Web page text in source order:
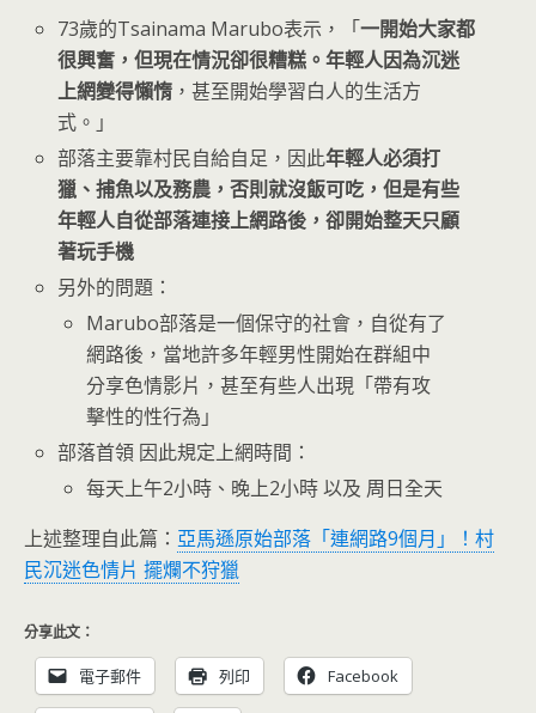
73歲的Tsainama Marubo表示，「一開始大家都
很興奮，但現在情況卻很糟糕。年輕人因為沉迷
上網變得懶惰 ，甚至開始學習白人的生活方
式。」
部落主要靠村民自給自足，因此年輕人必須打
獵、捕魚以及務農，否則就沒飯可吃，但是有些
年輕人自從部落連接上網路後，卻開始整天只顧
著玩手機
另外的問題：
Marubo部落是一個保守的社會，自從有了
網路後，當地許多年輕男性開始在群組中
分享色情影片，甚至有些人出現「帶有攻
擊性的性行為」
部落首領 因此規定上網時間：
每天上午2小時、晚上2小時 以及 周日全天
上述整理自此篇： 亞馬遜原始部落「連網路9個月」！村
民沉迷色情片 擺爛不狩獵
分享此文：
電子郵件 列印 Facebook